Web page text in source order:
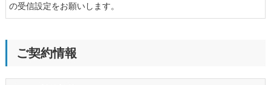
の受信設定をお願いします。
ご契約情報